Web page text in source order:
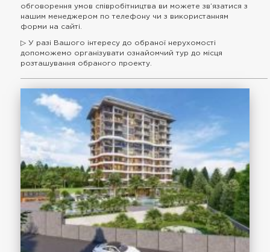
обговорення умов співробітництва ви можете зв’язатися з
нашим менеджером по телефону чи з використанням
форми на сайті.
▷ У разі Вашого інтересу до обраної нерухомості
допоможемо організувати ознайомчий тур до місця
розташування обраного проекту.